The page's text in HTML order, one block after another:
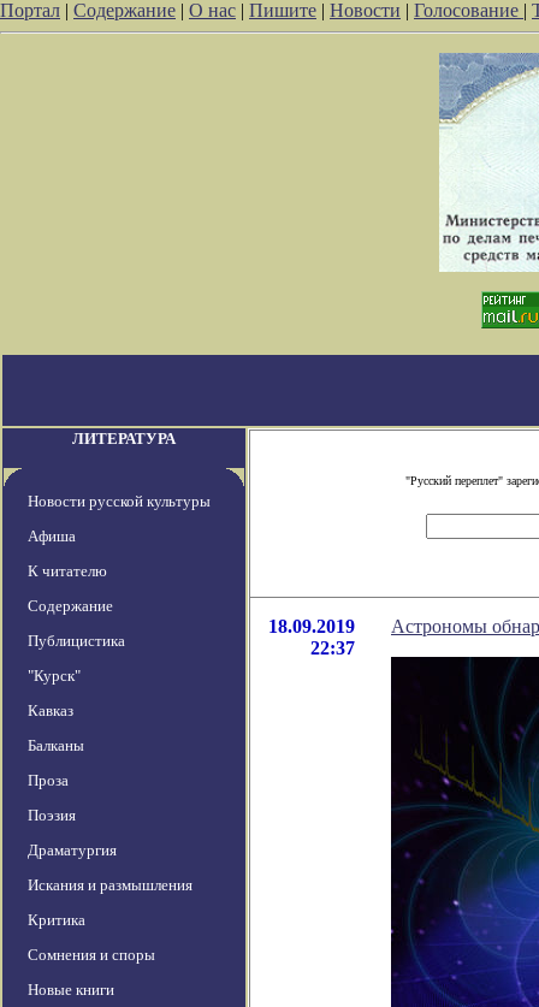
Портал | Содержание | О нас | Пишите | Новости | Голосование |
ЛИТЕРАТУРА
Новости русской культуры
Афиша
К читателю
Содержание
Публицистика
"Курск"
Кавказ
Балканы
Проза
Поэзия
Драматургия
Искания и размышления
Критика
Сомнения и споры
Новые книги
"Русский переплет"
18.09.2019
22:37
Астрономы